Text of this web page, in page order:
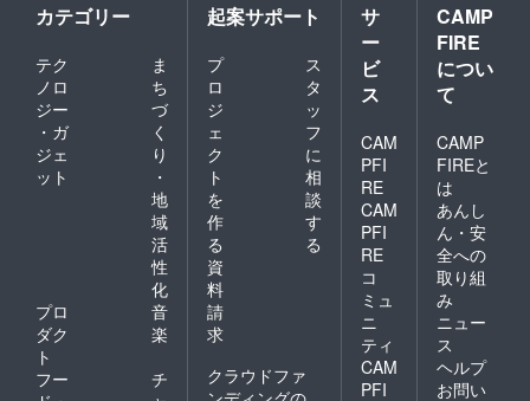
了承く
ださい
20p),SD
Rとなり
ます。
※本編の
内容や
質はや
むを得
ず一部
変更と
なる場
合があ
りま
す。ご
了承く
ださい
カテゴリー
テク
ノロ
ジー
・ガ
ジェ
ット
ま
ち
づ
く
り
・
地
域
活
性
化
プロ
ダク
ト
音
楽
フー
チ
起案サポート
プ
ロ
ジ
ェ
ク
ト
を
作
る
ス
タ
ッ
フ
に
相
談
す
る
資
料
請
求
クラウドファ
サ
ー
ビ
ス
CAM
PFI
RE
CAM
PFI
RE
コ
ミュ
ニ
ティ
CAM
PFI
CAMP
FIRE
につい
て
CAMP
FIREと
は
あんし
ん・安
全への
取り組
み
ニュー
ス
ヘルプ
お問い